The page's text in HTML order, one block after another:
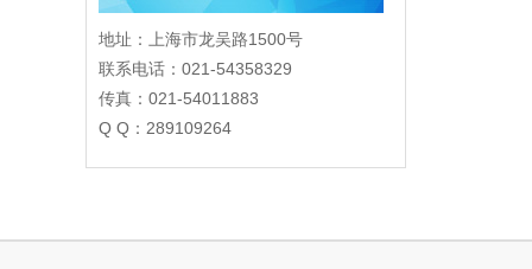
地址：上海市龙吴路1500号
联系电话：021-54358329
传真：021-54011883
Q Q：289109264